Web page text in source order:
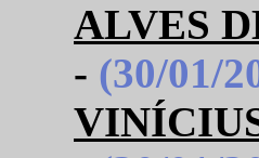
ALVES
- (30/01/